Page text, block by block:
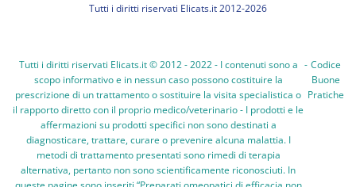
Tutti i diritti riservati Elicats.it 2012-2026
Tutti i diritti riservati Elicats.it © 2012 - 2022 - I contenuti sono a
scopo informativo e in nessun caso possono costituire la
prescrizione di un trattamento o sostituire la visita specialistica o
il rapporto diretto con il proprio medico/veterinario - I prodotti e le
affermazioni su prodotti specifici non sono destinati a
diagnosticare, trattare, curare o prevenire alcuna malattia. I
metodi di trattamento presentati sono rimedi di terapia
alternativa, pertanto non sono scientificamente riconosciuti. In
- Codice
Buone
Pratiche